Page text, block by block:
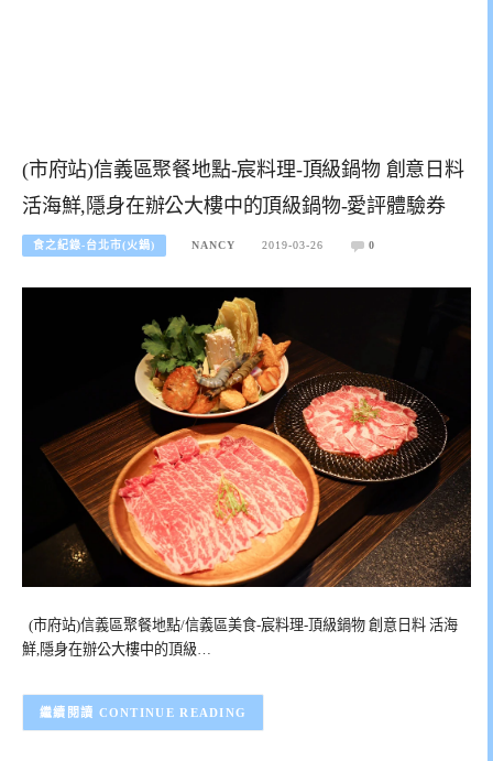
(市府站)信義區聚餐地點-宸料理-頂級鍋物 創意日料
活海鮮,隱身在辦公大樓中的頂級鍋物-愛評體驗券
食之紀錄-台北市(火鍋) NANCY 2019-03-26 0
(市府站)信義區聚餐地點/信義區美食-宸料理-頂級鍋物 創意日料 活海
鮮,隱身在辦公大樓中的頂級…
CONTINUE READING